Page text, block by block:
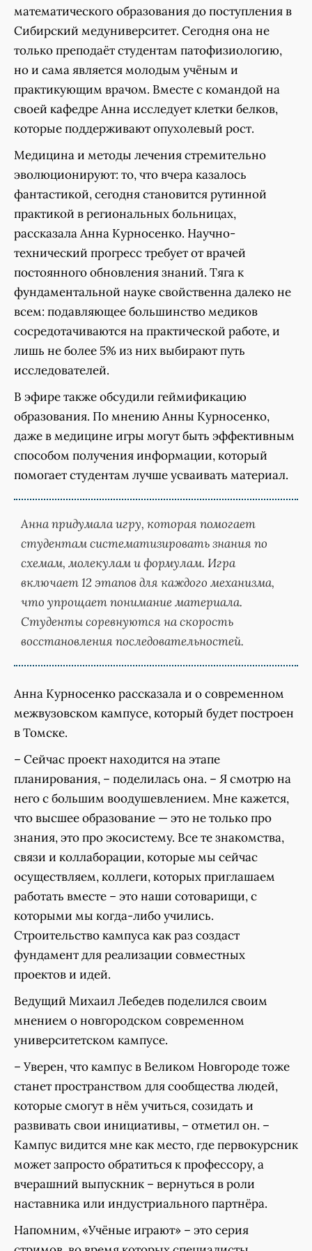
математического образования до поступления в
Сибирский медуниверситет. Сегодня она не
только преподаёт студентам патофизиологию,
но и сама является молодым учёным и
практикующим врачом. Вместе с командой на
своей кафедре Анна исследует клетки белков,
которые поддерживают опухолевый рост.
Медицина и методы лечения стремительно
эволюционируют: то, что вчера казалось
фантастикой, сегодня становится рутинной
практикой в региональных больницах,
рассказала Анна Курносенко. Научно-
технический прогресс требует от врачей
постоянного обновления знаний. Тяга к
фундаментальной науке свойственна далеко не
всем: подавляющее большинство медиков
сосредотачиваются на практической работе, и
лишь не более 5% из них выбирают путь
исследователей.
В эфире также обсудили геймификацию
образования. По мнению Анны Курносенко,
даже в медицине игры могут быть эффективным
способом получения информации, который
помогает студентам лучше усваивать материал.
Анна придумала игру, которая помогает
студентам систематизировать знания по
схемам, молекулам и формулам. Игра
включает 12 этапов для каждого механизма,
что упрощает понимание материала.
Студенты соревнуются на скорость
восстановления последовательностей.
Анна Курносенко рассказала и о современном
межвузовском кампусе, который будет построен
в Томске.
– Сейчас проект находится на этапе
планирования, – поделилась она. – Я смотрю на
него с большим воодушевлением. Мне кажется,
что высшее образование — это не только про
знания, это про экосистему. Все те знакомства,
связи и коллаборации, которые мы сейчас
осуществляем, коллеги, которых приглашаем
работать вместе – это наши сотоварищи, с
которыми мы когда-либо учились.
Строительство кампуса как раз создаст
фундамент для реализации совместных
проектов и идей.
Ведущий Михаил Лебедев поделился своим
мнением о новгородском современном
университетском кампусе.
– Уверен, что кампус в Великом Новгороде тоже
станет пространством для сообщества людей,
которые смогут в нём учиться, созидать и
развивать свои инициативы, – отметил он. –
Кампус видится мне как место, где первокурсник
может запросто обратиться к профессору, а
вчерашний выпускник – вернуться в роли
наставника или индустриального партнёра.
Напомним, «Учёные играют» – это серия